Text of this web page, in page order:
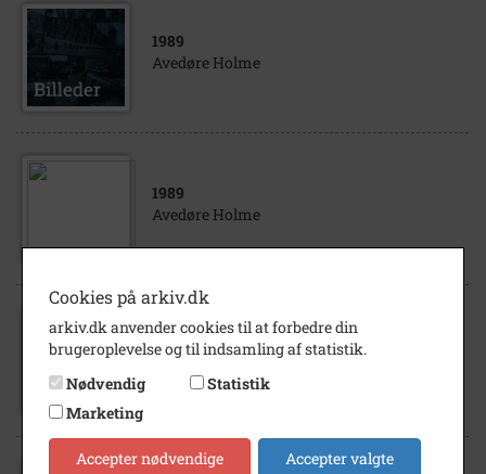
1989
Avedøre Holme
1989
Avedøre Holme
1989
Cookies på arkiv.dk
arkiv.dk anvender cookies til at forbedre din
brugeroplevelse og til indsamling af statistik.
Nødvendig
Statistik
Marketing
Accepter nødvendige Accepter valgte